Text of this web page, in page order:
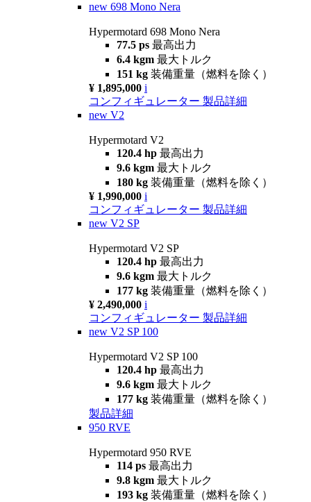
new 698 Mono Nera
Hypermotard 698 Mono Nera
77.5 ps 最高出力
6.4 kgm 最大トルク
151 kg 装備重量（燃料を除く）
¥ 1,895,000 i
コンフィギュレーター 製品詳細
new V2
Hypermotard V2
120.4 hp 最高出力
9.6 kgm 最大トルク
180 kg 装備重量（燃料を除く）
¥ 1,990,000 i
コンフィギュレーター 製品詳細
new V2 SP
Hypermotard V2 SP
120.4 hp 最高出力
9.6 kgm 最大トルク
177 kg 装備重量（燃料を除く）
¥ 2,490,000 i
コンフィギュレーター 製品詳細
new V2 SP 100
Hypermotard V2 SP 100
120.4 hp 最高出力
9.6 kgm 最大トルク
177 kg 装備重量（燃料を除く）
製品詳細
950 RVE
Hypermotard 950 RVE
114 ps 最高出力
9.8 kgm 最大トルク
193 kg 装備重量（燃料を除く）